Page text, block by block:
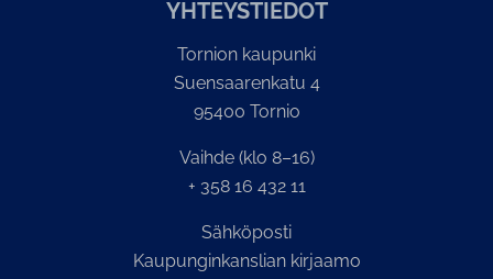
YH­TEYS­TIE­DOT
Tornion kaupunki
Suensaarenkatu 4
95400 Tornio
Vaihde (klo 8–16)
+ 358 16 432 11
Sähköposti
Kaupunginkanslian kirjaamo